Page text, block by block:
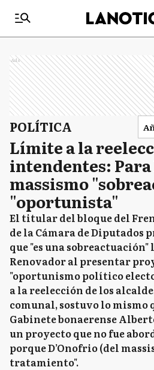
Ads
POLÍTICA
Límite a la
intendentes: Para
massismo
"oportunista"
El titular del bloque del
de la Cámara de Diputados
que "es una sobreactuación"
Renovador al presentar
"oportunismo político
a la reelección de los
comunal, sostuvo lo mismo
Gabinete bonaerense
un proyecto que no fue
porque D’Onofrio (del
tratamiento".